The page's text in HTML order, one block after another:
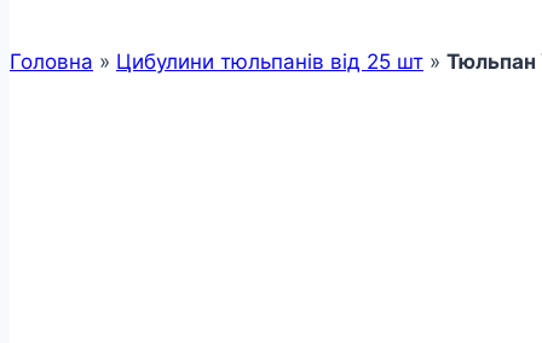
Головна » Цибулини тюльпанів від 25 шт » Тюльпан